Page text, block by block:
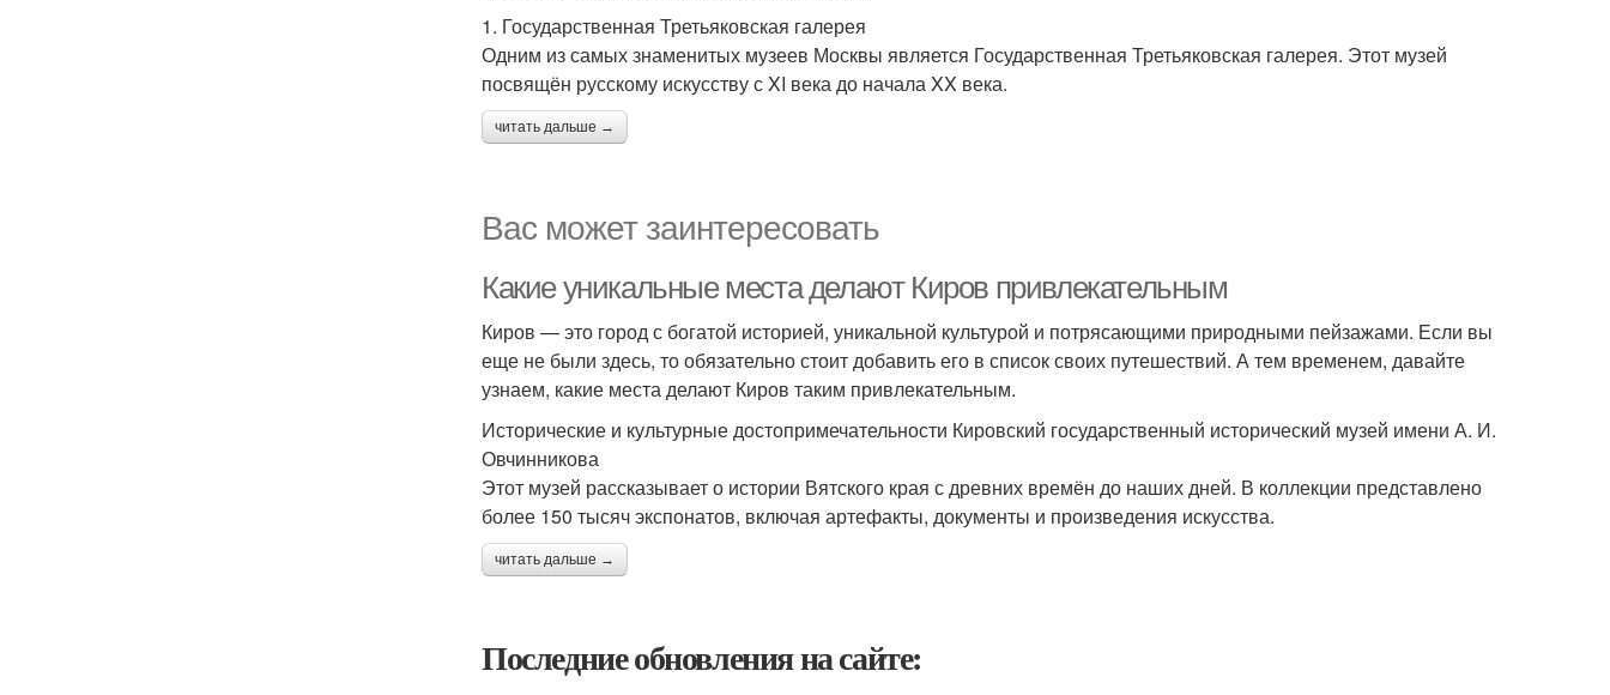
1. Государственная Третьяковская галерея
Одним из самых знаменитых музеев Москвы является Государственная Третьяковская галерея. Этот музей
посвящён русскому искусству с XI века до начала XX века.
читать дальше →
Вас может заинтересовать
Какие уникальные места делают Киров привлекательным
Киров — это город с богатой историей, уникальной культурой и потрясающими природными пейзажами. Если вы
еще не были здесь, то обязательно стоит добавить его в список своих путешествий. А тем временем, давайте
узнаем, какие места делают Киров таким привлекательным.
Исторические и культурные достопримечательности Кировский государственный исторический музей имени А. И.
Овчинникова
Этот музей рассказывает о истории Вятского края с древних времён до наших дней. В коллекции представлено
более 150 тысяч экспонатов, включая артефакты, документы и произведения искусства.
читать дальше →
Последние обновления на сайте: